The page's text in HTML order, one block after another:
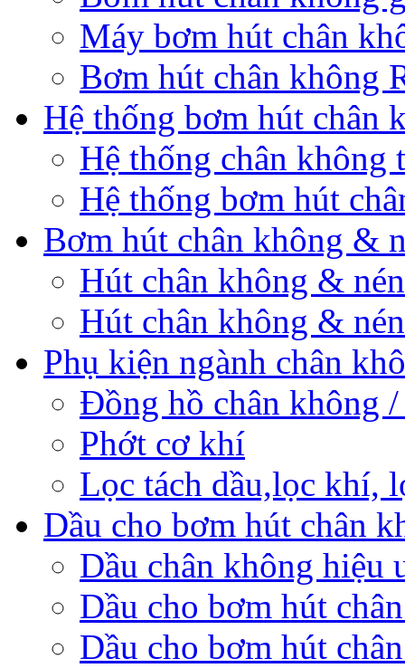
Máy bơm hút chân
Bơm hút chân không
Hệ thống bơm hút chân
Hệ thống chân không
Hệ thống bơm hút
Bơm hút chân không &
Hút chân không &
Hút chân không &
Phụ kiện ngành chân
Đồng hồ chân không
Phớt cơ khí
Lọc tách dầu,lọc khí,
Dầu cho bơm hút chân
Dầu chân không hiệu
Dầu cho bơm hút
Dầu cho bơm hút